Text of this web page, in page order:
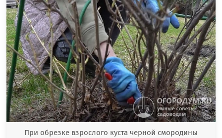
При обрезке взрослого куста черной смородины